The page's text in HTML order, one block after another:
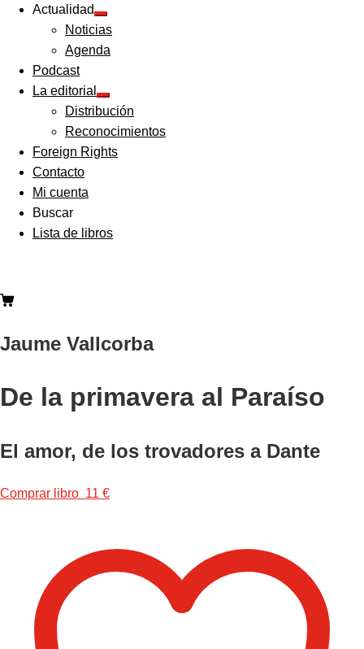
Actualidad
Expandir
el
menú
hijo
Noticias
Agenda
Podcast
La editorial
Expandir
el
menú
hijo
Distribución
Reconocimientos
Foreign Rights
Contacto
Mi cuenta
Buscar
Lista de libros
Jaume Vallcorba
De la primavera al Paraíso
El amor, de los trovadores a Dante
Comprar libro 11 €